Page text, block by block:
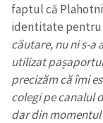
faptul că
identitate pentru
căutare, nu ni s-a
utilizat
precizăm că îmi
colegi pe canalul
dar din momentul